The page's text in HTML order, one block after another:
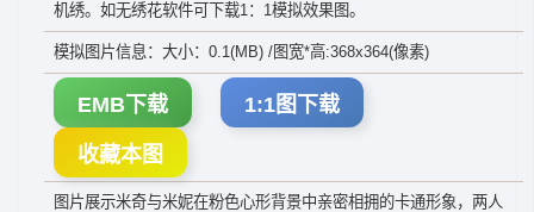
机绣。如无绣花软件可下载1：1模拟效果图。
模拟图片信息：大小：0.1(MB) /图宽*高:368x364(像素)
EMB下载 1:1图下载
收藏本图
图片展示米奇与米妮在粉色心形背景中亲密相拥的卡通形象，两人